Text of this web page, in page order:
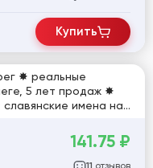
Купить
✸ реальные
5 лет продаж ✸
имена на
141.75 ₽